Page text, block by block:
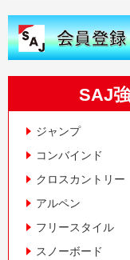
SAJ
ジャンプ
コンバインド
クロスカントリー
アルペン
フリースタイル
スノーボード